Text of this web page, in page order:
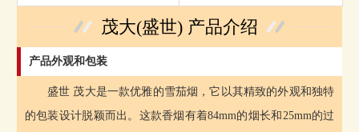
茂大(盛世) 产品介绍
产品外观和包装
盛世 茂大是一款优雅的雪茄烟，它以其精致的外观和独特
的包装设计脱颖而出。这款香烟有着84mm的烟长和25mm的过